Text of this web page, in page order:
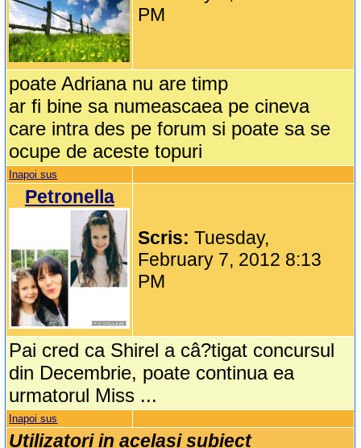
PM
poate Adriana nu are timp
ar fi bine sa numeascaea pe cineva
care intra des pe forum si poate sa se
ocupe de aceste topuri
Inapoi sus
Petronella
Scris:Tuesday,
February 7, 2012 8:13
PM
Pai cred ca Shirel a câ?tigat concursul
din Decembrie, poate continua ea
urmatorul Miss ...
Inapoi sus
Utilizatori in acelasi subiect